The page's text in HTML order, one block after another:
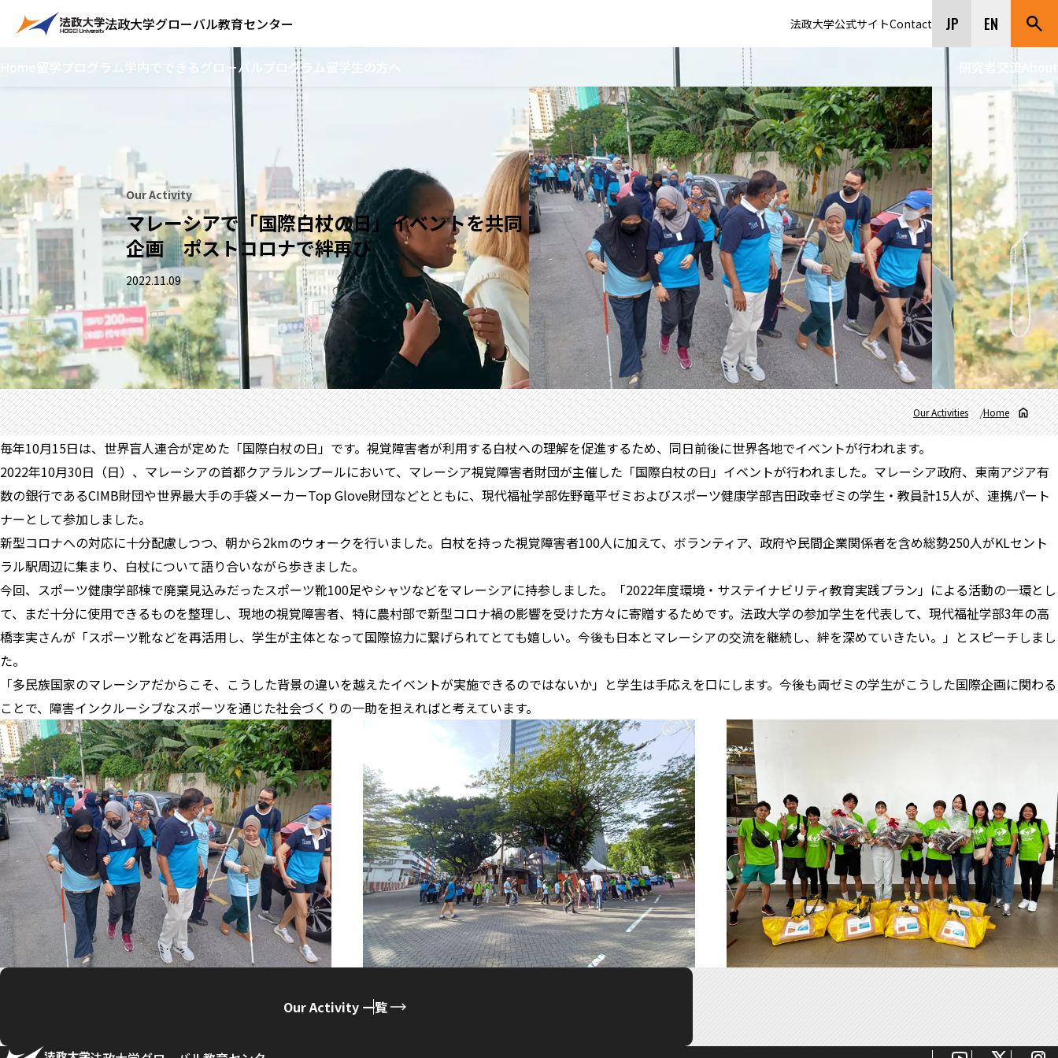
法政大学グローバル教育センター 法政大学公式サイトContact JP EN
Home 留学プログラム学内でできるグローバルプログラム 留学生の方へ 研究者交流
Our Activity
マレーシアで「国際白杖の日」イベントを共同
企画 ポストコロナで絆再び
2022.11.09
Home
Our Activities
毎年10月15日は、世界盲人連合が定めた「国際白杖の日」です。視覚障害者が利用する白杖への理解を促進するため、同日前後に世界各地でイベントが行われます。
2022年10月30日（日）、マレーシアの首都クアラルンプールにおいて、マレーシア視覚障害者財団が主催した「国際白杖の日」イベントが行われました。マレーシア政府、東南アジア有
数の銀行であるCIMB財団や世界最大手の手袋メーカーTop Glove財団などとともに、現代福祉学部佐野竜平ゼミおよびスポーツ健康学部吉田政幸ゼミの学生・教員計15人が、連携パート
ナーとして参加しました。
新型コロナへの対応に十分配慮しつつ、朝から2kmのウォークを行いました。白杖を持った視覚障害者100人に加えて、ボランティア、政府や民間企業関係者を含め総勢250人がKLセント
ラル駅周辺に集まり、白杖について語り合いながら歩きました。
今回、スポーツ健康学部棟で廃棄見込みだったスポーツ靴100足やシャツなどをマレーシアに持参しました。「2022年度環境・サステイナビリティ教育実践プラン」による活動の一環とし
て、まだ十分に使用できるものを整理し、現地の視覚障害者、特に農村部で新型コロナ禍の影響を受けた方々に寄贈するためです。法政大学の参加学生を代表して、現代福祉学部3年の高
橋李実さんが「スポーツ靴などを再活用し、学生が主体となって国際協力に繋げられてとても嬉しい。今後も日本とマレーシアの交流を継続し、絆を深めていきたい。」とスピーチしまし
た。
「多民族国家のマレーシアだからこそ、こうした背景の違いを越えたイベントが実施できるのではないか」と学生は手応えを口にします。今後も両ゼミの学生がこうした国際企画に関わる
ことで、障害インクルーシブなスポーツを通じた社会づくりの一助を担えればと考えています。
Our Activity 一覧